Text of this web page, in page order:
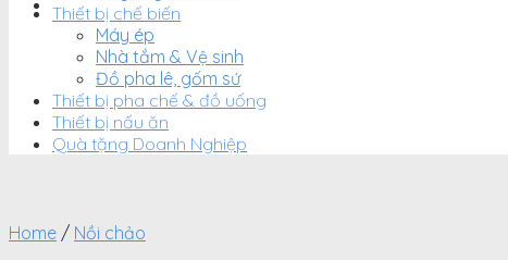
Thiết bị chế biến
Máy ép
Nhà tắm & Vệ sinh
Đồ pha lê, gốm sứ
Thiết bị pha chế & đồ uống
Thiết bị nấu ăn
Quà tặng Doanh Nghiệp
Home / Nồi chảo